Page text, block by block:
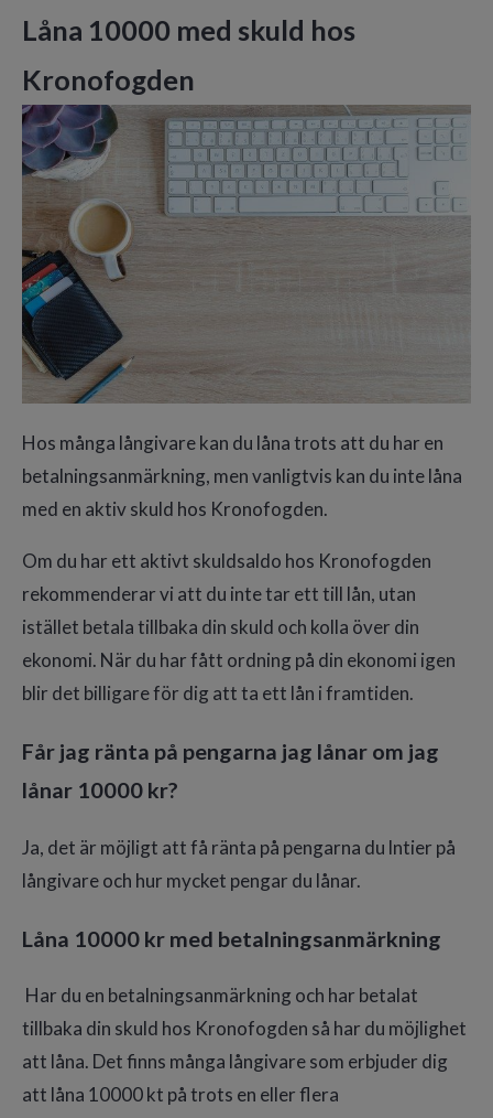
Låna 10000 med skuld hos
Kronofogden
Hos många långivare kan du låna trots att du har en
betalningsanmärkning, men vanligtvis kan du inte låna
med en aktiv skuld hos Kronofogden.
Om du har ett aktivt skuldsaldo hos Kronofogden
rekommenderar vi att du inte tar ett till lån, utan
istället betala tillbaka din skuld och kolla över din
ekonomi. När du har fått ordning på din ekonomi igen
blir det billigare för dig att ta ett lån i framtiden.
Får jag ränta på pengarna jag lånar om jag
lånar 10000 kr?
Ja, det är möjligt att få ränta på pengarna du lntier på
långivare och hur mycket pengar du lånar.
Låna 10000 kr med betalningsanmärkning
Har du en betalningsanmärkning och har betalat
tillbaka din skuld hos Kronofogden så har du möjlighet
att låna. Det finns många långivare som erbjuder dig
att låna 10000 kt på trots en eller flera